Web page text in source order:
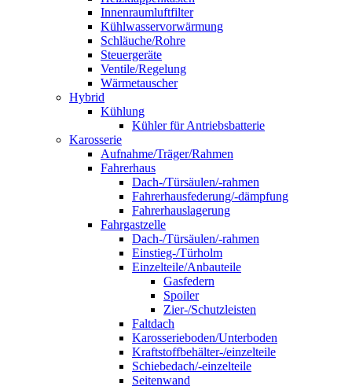
Innenraumluftfilter
Kühlwasservorwärmung
Schläuche/Rohre
Steuergeräte
Ventile/Regelung
Wärmetauscher
Hybrid
Kühlung
Kühler für Antriebsbatterie
Karosserie
Aufnahme/Träger/Rahmen
Fahrerhaus
Dach-/Türsäulen/-rahmen
Fahrerhausfederung/-dämpfung
Fahrerhauslagerung
Fahrgastzelle
Dach-/Türsäulen/-rahmen
Einstieg-/Türholm
Einzelteile/Anbauteile
Gasfedern
Spoiler
Zier-/Schutzleisten
Faltdach
Karosserieboden/Unterboden
Kraftstoffbehälter-/einzelteile
Schiebedach/-einzelteile
Seitenwand